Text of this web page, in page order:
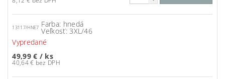
13117/HNE7 Farba: hnedá
Veľkosť: 3XL/46
Vypredané
49,99 € / ks
40,64 € bez DPH